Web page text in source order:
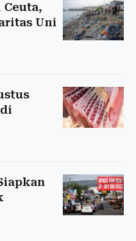
Ceuta,
Uni